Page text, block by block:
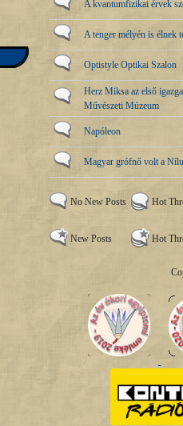
A kvantumfizikai érvek
A tenger mélyén is élnek
Optistyle Optikai Szalon
Herz Miksa az első
Művészeti Múzeum
Napóleon
Magyar grófnő volt a
No New Posts
New Posts
Hot
Hot